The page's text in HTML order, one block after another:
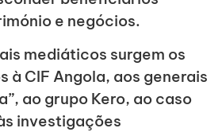
e negócios.
mediáticos surgem os
à CIF Angola, aos generais
ao grupo Kero, ao caso
investigações